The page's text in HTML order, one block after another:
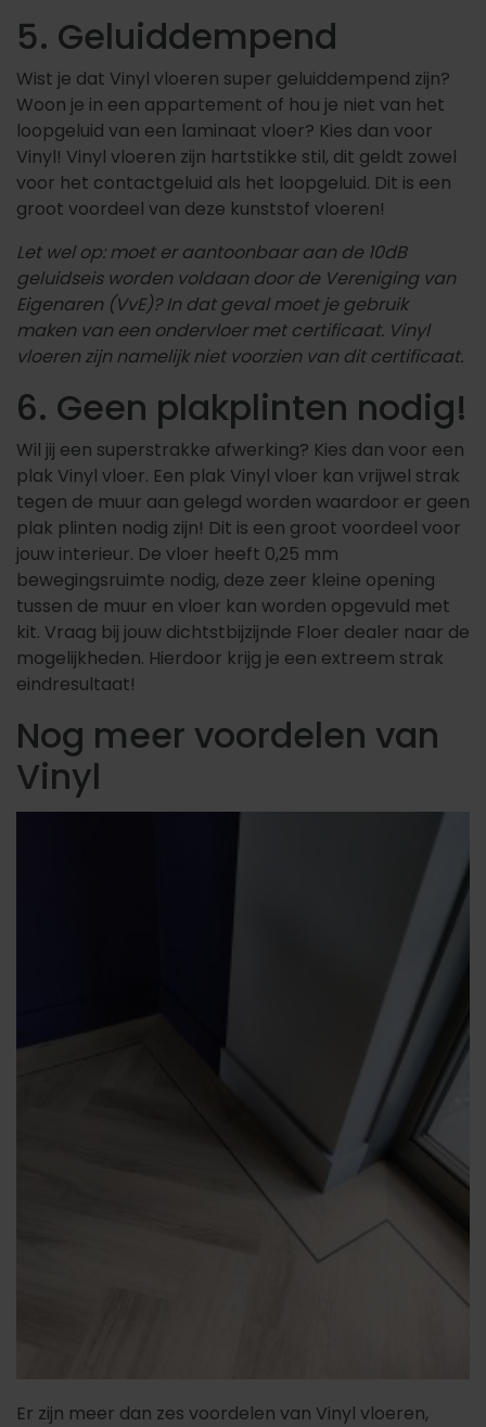
5. Geluiddempend
Wist je dat Vinyl vloeren super geluiddempend zijn?
Woon je in een appartement of hou je niet van het
loopgeluid van een laminaat vloer? Kies dan voor
Vinyl! Vinyl vloeren zijn hartstikke stil, dit geldt zowel
voor het contactgeluid als het loopgeluid. Dit is een
groot voordeel van deze kunststof vloeren!
Let wel op: moet er aantoonbaar aan de 10dB
geluidseis worden voldaan door de Vereniging van
Eigenaren (VvE)? In dat geval moet je gebruik
maken van een ondervloer met certificaat. Vinyl
vloeren zijn namelijk niet voorzien van dit certificaat.
6. Geen plakplinten nodig!
Wil jij een superstrakke afwerking? Kies dan voor een
plak Vinyl vloer. Een plak Vinyl vloer kan vrijwel strak
tegen de muur aan gelegd worden waardoor er geen
plak plinten nodig zijn! Dit is een groot voordeel voor
jouw interieur. De vloer heeft 0,25 mm
bewegingsruimte nodig, deze zeer kleine opening
tussen de muur en vloer kan worden opgevuld met
kit. Vraag bij jouw dichtstbijzijnde Floer dealer naar de
mogelijkheden. Hierdoor krijg je een extreem strak
eindresultaat!
Nog meer voordelen van
Vinyl
Er zijn meer dan zes voordelen van Vinyl vloeren,